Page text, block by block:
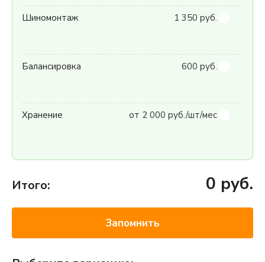
Шиномонтаж 1 350 руб.
Балансировка 600 руб.
Хранение от 2 000 руб./шт/мес
Итого: 0 руб.
Запомнить